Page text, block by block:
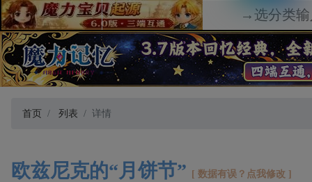
首页 列表 详情
欧兹尼克的“月饼节” [ 数据有误？点我修改 ]